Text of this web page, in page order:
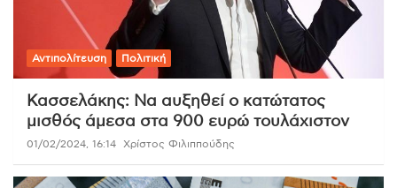
Αντιπολίτευση Πολιτική
Κασσελάκης: Να αυξηθεί ο κατώτατος
μισθός άμεσα στα 900 ευρώ τουλάχιστον
01/02/2024, 16:14 Χρίστος Φιλιππούδης